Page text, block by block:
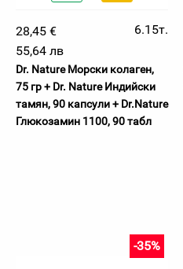
28,45 €
6.15т.
55,64 лв
Dr. Nature Морски колаген,
75 гр + Dr. Nature Индийски
тамян, 90 капсули + Dr.Nature
Глюкозамин 1100, 90 табл
-35%